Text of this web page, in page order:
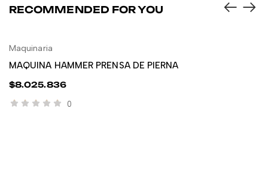
RECOMMENDED FOR YOU
Maquinaria
MAQUINA HAMMER PRENSA DE PIERNA
$8.025.836
0